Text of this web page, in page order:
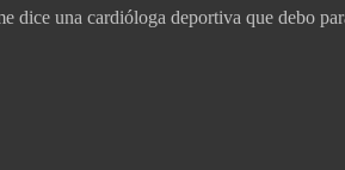
dice una cardióloga deportiva que debo